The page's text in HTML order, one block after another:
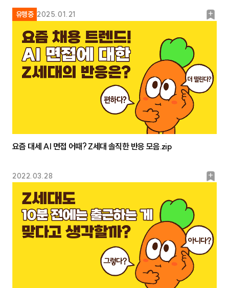
유행중 2025.01.21
북
2022.03.28
북
요즘 대세 AI 면접 어때? Z세대 솔직한 반응 모음.zip